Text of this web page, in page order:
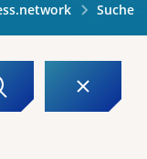
Suche